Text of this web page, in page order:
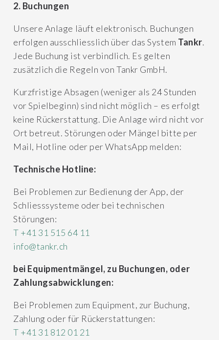
2. Buchungen
Unsere Anlage läuft elektronisch. Buchungen
erfolgen ausschliesslich über das System Tankr.
Jede Buchung ist verbindlich. Es gelten
zusätzlich die Regeln von Tankr GmbH.
Kurzfristige Absagen (weniger als 24 Stunden
vor Spielbeginn) sind nicht möglich – es erfolgt
keine Rückerstattung. Die Anlage wird nicht vor
Ort betreut. Störungen oder Mängel bitte per
Mail, Hotline oder per WhatsApp melden:
Technische Hotline:
Bei Problemen zur Bedienung der App, der
Schliesssysteme oder bei technischen
Störungen:
T +41 31 515 64 11
info@tankr.ch
bei Equipmentmängel, zu Buchungen, oder
Zahlungsabwicklungen:
Bei Problemen zum Equipment, zur Buchung,
Zahlung oder für Rückerstattungen:
T +41 31 812 01 21